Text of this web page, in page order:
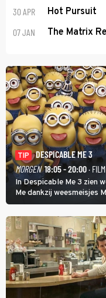
30 APR Hot Pursuit
07 JAN The Matrix
TIP
DESPICABLE ME 3
MORGEN 18:05 - 20:00· FILM
In Despicable Me 3 zien
Me dankzij weesmeisjes
het rechte pad maakte,